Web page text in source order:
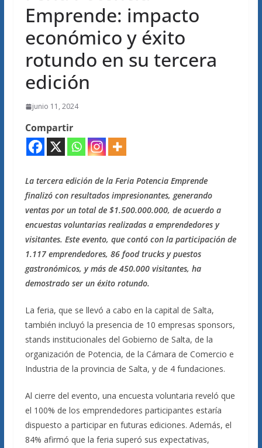
Emprende: impacto
económico y éxito
rotundo en su tercera
edición
junio 11, 2024
Compartir
La tercera edición de la Feria Potencia Emprende
finalizó con resultados impresionantes, generando
ventas por un total de $1.500.000.000, de acuerdo a
encuestas voluntarias realizadas a emprendedores y
visitantes. Este evento, que contó con la participación de
1.117 emprendedores, 86 food trucks y puestos
gastronómicos, y más de 450.000 visitantes, ha
demostrado ser un éxito rotundo.
La feria, que se llevó a cabo en la capital de Salta,
también incluyó la presencia de 10 empresas sponsors,
stands institucionales del Gobierno de Salta, de la
organización de Potencia, de la Cámara de Comercio e
Industria de la provincia de Salta, y de 4 fundaciones.
Al cierre del evento, una encuesta voluntaria reveló que
el 100% de los emprendedores participantes estaría
dispuesto a participar en futuras ediciones. Además, el
84% afirmó que la feria superó sus expectativas,